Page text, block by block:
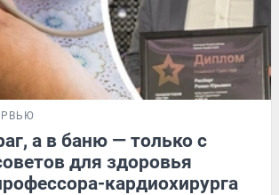
а в баню — только с
для здоровья
кардиохирурга